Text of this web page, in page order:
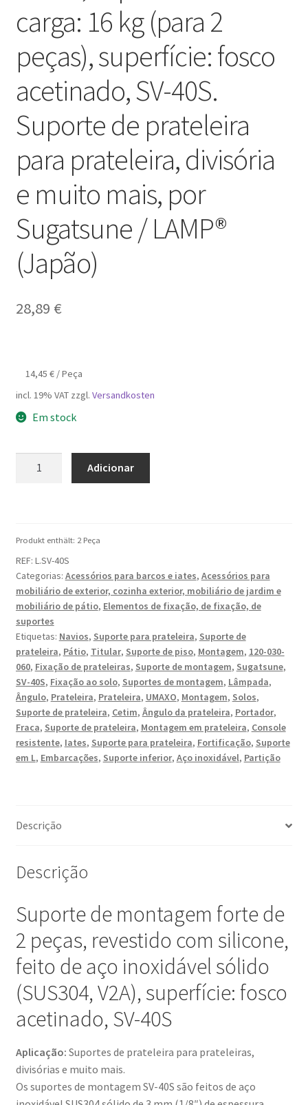
carga: 16 kg (para 2
peças), superfície: fosco
acetinado, SV-40S.
Suporte de prateleira
para prateleira, divisória
e muito mais, por
Sugatsune / LAMP®
(Japão)
28,89 €
14,45€ /Peça
incl. 19% VAT zzgl. Versandkosten
Em stock
robusto
resistente
à
corrosão
de
2
peças,
feito
de
aço
inoxidável
sólido,
capacidade
kg
peças),
fosco
acetinado,
SV-
40S.
Suporte
de
prateleira
para
prateleira,
divisória
e
muito
Adicionar
Produkt enthält: 2 Peça
REF: L.SV-40S
Categorias: Acessórios para barcos e iates, Acessórios para
mobiliário de exterior, cozinha exterior, mobiliário de jardim e
mobiliário de pátio, Elementos de fixação, de fixação, de
suportes
Etiquetas: Navios, Suporte para prateleira, Suporte de
prateleira, Pátio, Titular, Suporte de piso, Montagem, 120-030-
060, Fixação de prateleiras, Suporte de montagem, Sugatsune,
SV-40S, Fixação ao solo, Suportes de montagem, Lâmpada,
Ângulo, Prateleira, Prateleira, UMAXO, Montagem, Solos,
Suporte de prateleira, Cetim, Ângulo da prateleira, Portador,
Fraca, Suporte de prateleira, Montagem em prateleira, Console
resistente, Iates, Suporte para prateleira, Fortificação, Suporte
em L, Embarcações, Suporte inferior, Aço inoxidável, Partição
Descrição
Descrição
Suporte de montagem forte de
2 peças, revestido com silicone,
feito de aço inoxidável sólido
(SUS304, V2A), superfície: fosco
acetinado, SV-40S
Aplicação: Suportes de prateleira para prateleiras,
divisórias e muito mais.
Os suportes de montagem SV-40S são feitos de aço